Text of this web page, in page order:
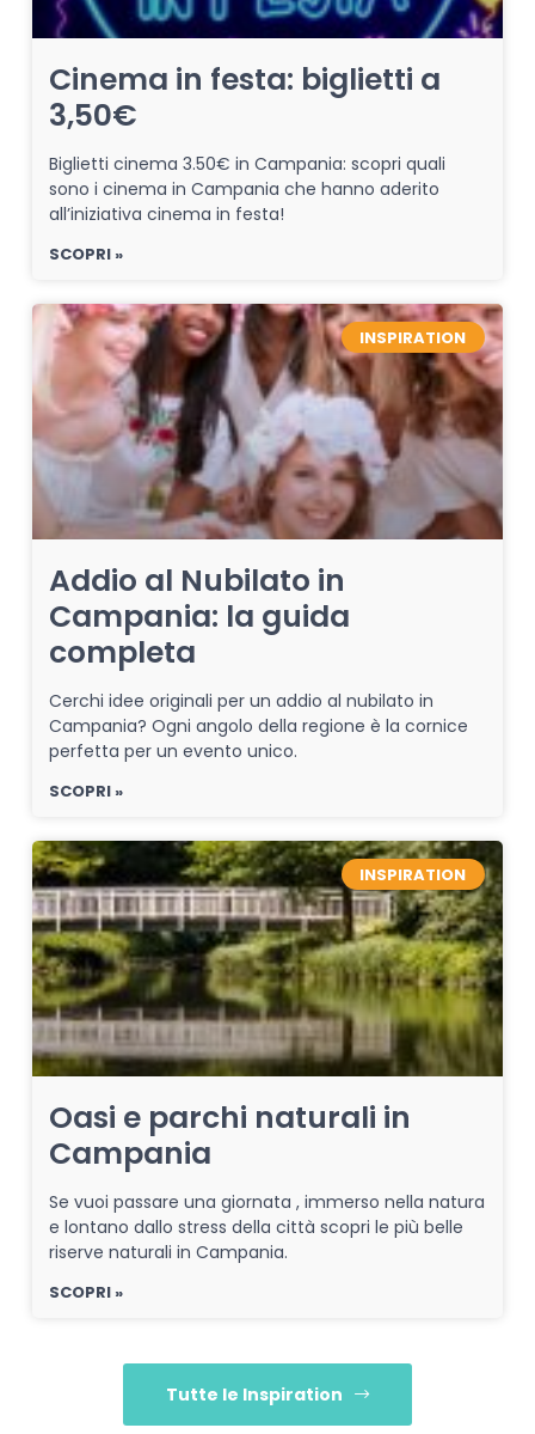
Cinema in festa: biglietti a
3,50€
Biglietti cinema 3.50€ in Campania: scopri quali
sono i cinema in Campania che hanno aderito
all’iniziativa cinema in festa!
SCOPRI »
INSPIRATION
Addio al Nubilato in
Campania: la guida
completa
Cerchi idee originali per un addio al nubilato in
Campania? Ogni angolo della regione è la cornice
perfetta per un evento unico.
SCOPRI »
INSPIRATION
Oasi e parchi naturali in
Campania
Se vuoi passare una giornata , immerso nella natura
e lontano dallo stress della città scopri le più belle
riserve naturali in Campania.
SCOPRI »
Tutte le Inspiration